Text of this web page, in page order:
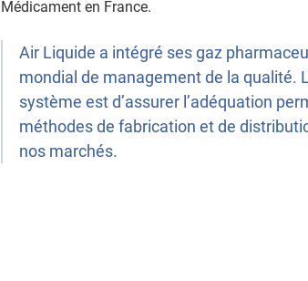
Médicament en France.
Air Liquide a intégré ses gaz
mondial de management de la qualité.
système est d’assurer l’adéquation
méthodes de fabrication et de
nos marchés.